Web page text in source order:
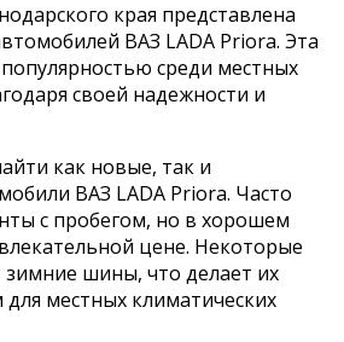
края представлена
ВАЗ LADA Priora. Эта
среди местных
своей надежности и
как новые, так и
ВАЗ LADA Priora. Часто
с пробегом, но в хорошем
цене. Некоторые
шины, что делает их
местных климатических